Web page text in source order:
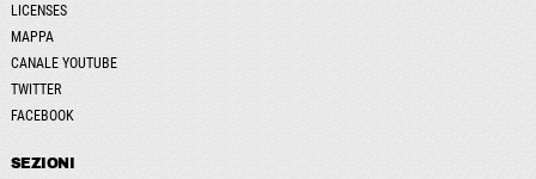
LICENSES
MAPPA
CANALE YOUTUBE
TWITTER
FACEBOOK
SEZIONI